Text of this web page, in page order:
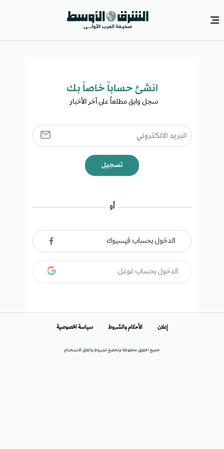
انشئ حساباً خاصاً بك​
سجل وابق مطلعاً على آخر الأخبار ​
تسجيل
أو
الدخول بحساب فيسبوك
الدخول بحساب غوغل
جميع الحقوق محفوظة وتخضع لشروط واتفاق الاستخدام
إعلان الأحكام والشروط سياسة الخصوصية